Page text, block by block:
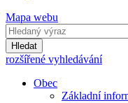
Mapa webu
Hledat
rozšířené vyhledávání
Obec
Základní